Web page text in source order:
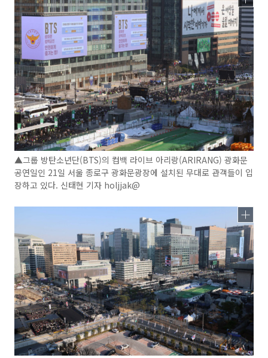
▲그룹 방탄소년단(BTS)의 컴백 라이브 아리랑(ARIRANG) 광화문
공연일인 21일 서울 종로구 광화문광장에 설치된 무대로 관객들이 입
장하고 있다. 신태현 기자 holjjak@